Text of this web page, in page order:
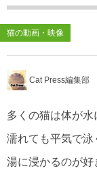
猫の動画・映像
Cat Press編集部
多くの猫は体が
濡れても平気で
湯に浸かるのが好